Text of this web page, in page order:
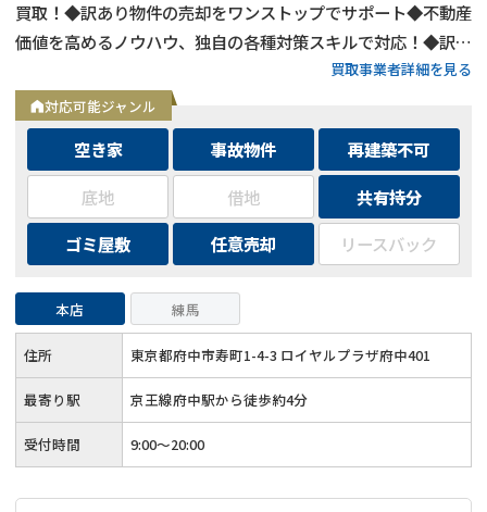
買取！◆訳あり物件の売却をワンストップでサポート◆不動産
価値を高めるノウハウ、独自の各種対策スキルで対応！◆訳あ
買取事業者詳細を見る
対応可能ジャンル
空き家 事故物件
再建築不可
底地
借地
共有持分
ゴミ屋敷
任意売却 リースバック
本店 練馬
住所 東京都府中市寿町1-4-3 ロイヤルプラザ府中401
最寄り駅 京王線府中駅から徒歩約4分
受付時間 9:00～20:00